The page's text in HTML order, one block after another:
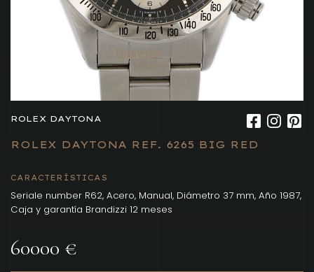
ROLEX DAYTONA
ROLEX DAYTONA REF. 6265 BIG RED
CARACTERÍSTICAS
Seriale number R62, Acero, Manual, Diámetro 37 mm, Año 1987,
Caja y garantía Brandizzi 12 meses
60000 €